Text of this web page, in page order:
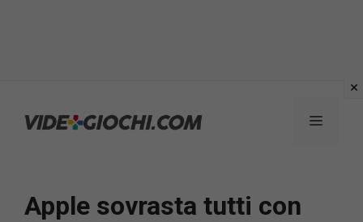
Menu
Apple sovrasta tutti con